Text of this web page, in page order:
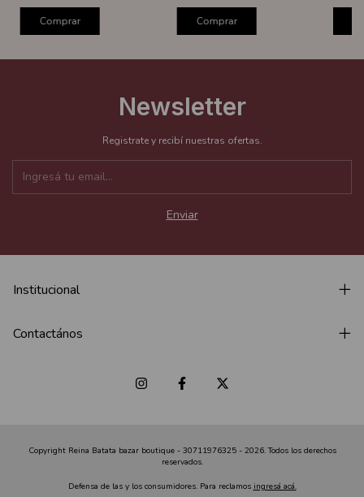
Comprar Comprar
Newsletter
Registrate y recibí nuestras ofertas.
Institucional
Contactános
Copyright Reina Batata bazar boutique - 30711976325 - 2026. Todos los derechos
reservados.
Defensa de las y los consumidores. Para reclamos ingresá acá.